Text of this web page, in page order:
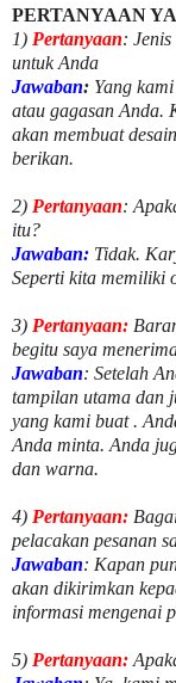
PERTANYAAN
1) Pertanyaan:
untuk Anda
Jawaban: Yang
atau gagasan Anda.
akan membuat
berikan.
2) Pertanyaan:
itu?
Jawaban: Tidak.
Seperti kita memiliki
3) Pertanyaan:
begitu saya
Jawaban: Setelah
tampilan utama dan
yang kami buat .
Anda minta. Anda
dan warna.
4) Pertanyaan:
pelacakan pesanan
Jawaban: Kapan
akan dikirimkan
informasi mengenai
5) Pertanyaan: